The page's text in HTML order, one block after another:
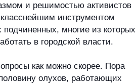
и решимостью активистов
инструментом
подчиненных, многие из которых
в городской власти.
как можно скорее. Пора
олухов, работающих